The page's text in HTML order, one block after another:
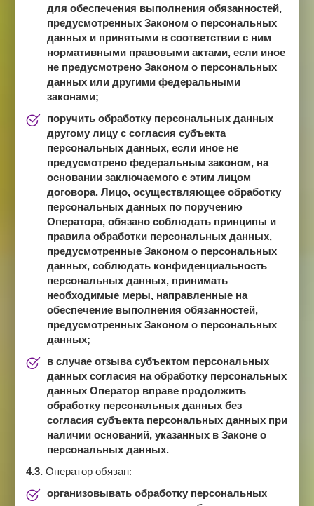
для обеспечения выполнения обязанностей,
предусмотренных Законом о персональных
данных и принятыми в соответствии с ним
нормативными правовыми актами, если иное
не предусмотрено Законом о персональных
данных или другими федеральными
законами;
поручить обработку персональных данных
другому лицу с согласия субъекта
персональных данных, если иное не
предусмотрено федеральным законом, на
основании заключаемого с этим лицом
договора. Лицо, осуществляющее обработку
персональных данных по поручению
Оператора, обязано соблюдать принципы и
правила обработки персональных данных,
предусмотренные Законом о персональных
данных, соблюдать конфиденциальность
персональных данных, принимать
необходимые меры, направленные на
обеспечение выполнения обязанностей,
предусмотренных Законом о персональных
данных;
в случае отзыва субъектом персональных
данных согласия на обработку персональных
данных Оператор вправе продолжить
обработку персональных данных без
согласия субъекта персональных данных при
наличии оснований, указанных в Законе о
персональных данных.
4.3. Оператор обязан:
организовывать обработку персональных